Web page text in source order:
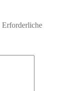
Erforderliche